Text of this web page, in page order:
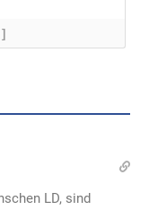
LD, sind